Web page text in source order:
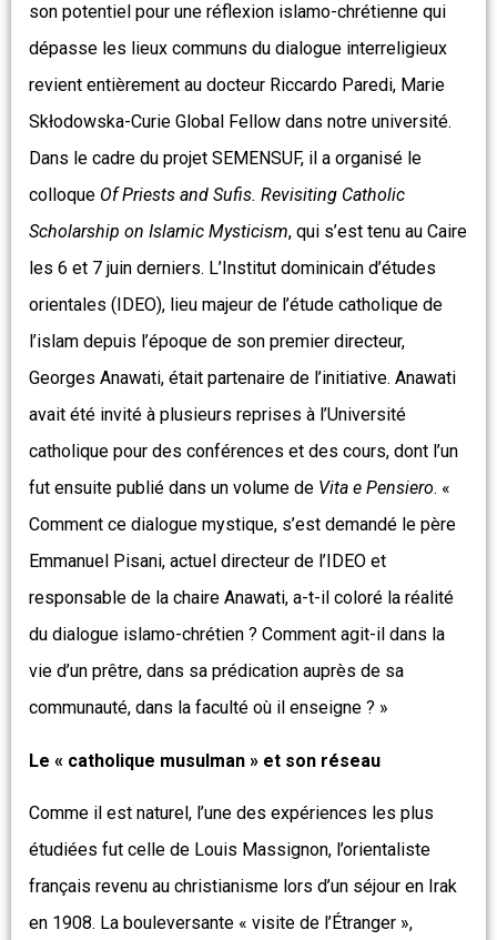
son potentiel pour une réflexion islamo-chrétienne qui
dépasse les lieux communs du dialogue interreligieux
revient entièrement au docteur Riccardo Paredi, Marie
Skłodowska-Curie Global Fellow dans notre université.
Dans le cadre du projet SEMENSUF, il a organisé le
colloque Of Priests and Sufis. Revisiting Catholic
Scholarship on Islamic Mysticism, qui s’est tenu au Caire
les 6 et 7 juin derniers. L’Institut dominicain d’études
orientales (IDEO), lieu majeur de l’étude catholique de
l’islam depuis l’époque de son premier directeur,
Georges Anawati, était partenaire de l’initiative. Anawati
avait été invité à plusieurs reprises à l’Université
catholique pour des conférences et des cours, dont l’un
fut ensuite publié dans un volume de Vita e Pensiero. «
Comment ce dialogue mystique, s’est demandé le père
Emmanuel Pisani, actuel directeur de l’IDEO et
responsable de la chaire Anawati, a-t-il coloré la réalité
du dialogue islamo-chrétien ? Comment agit-il dans la
vie d’un prêtre, dans sa prédication auprès de sa
communauté, dans la faculté où il enseigne ? »
Le « catholique musulman » et son réseau
Comme il est naturel, l’une des expériences les plus
étudiées fut celle de Louis Massignon, l’orientaliste
français revenu au christianisme lors d’un séjour en Irak
en 1908. La bouleversante « visite de l’Étranger »,